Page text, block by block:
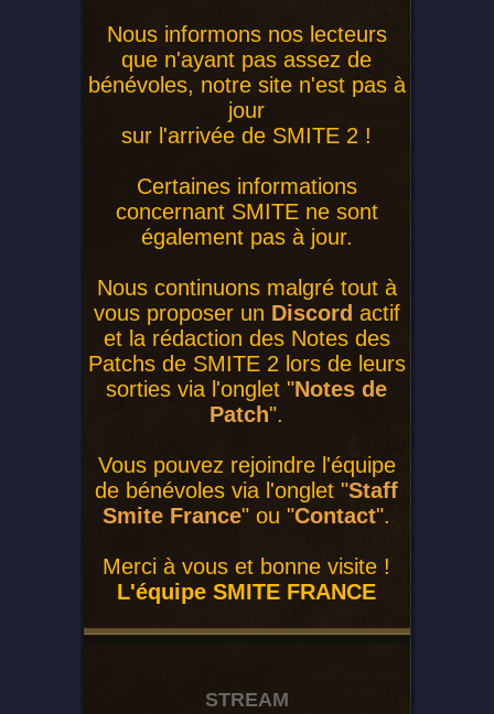
Nous informons nos lecteurs
que n'ayant pas assez de
bénévoles, notre site n'est pas à
jour
sur l'arrivée de SMITE 2 !
Certaines informations
concernant SMITE ne sont
également pas à jour.
Nous continuons malgré tout à
vous proposer un Discord actif
et la rédaction des Notes des
Patchs de SMITE 2 lors de leurs
sorties via l'onglet "Notes de
Patch".
Vous pouvez rejoindre l'équipe
de bénévoles via l'onglet "Staff
Smite France" ou "Contact".
Merci à vous et bonne visite !
L'équipe SMITE FRANCE
STREAM